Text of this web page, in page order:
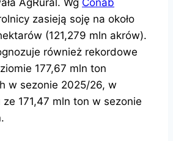
AgRural. Wg Conab
zasieją soję na około
(121,279 mln akrów).
również rekordowe
177,67 mln ton
w sezonie 2025/26, w
171,47 mln ton w sezonie